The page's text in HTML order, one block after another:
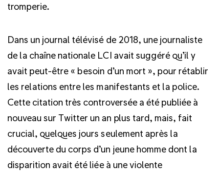
tromperie.
Dans un journal télévisé de 2018, une journaliste
de la chaîne nationale LCI avait suggéré qu’il y
avait peut-être « besoin d’un mort », pour rétablir
les relations entre les manifestants et la police.
Cette citation très controversée a été publiée à
nouveau sur Twitter un an plus tard, mais, fait
crucial, quelques jours seulement après la
découverte du corps d’un jeune homme dont la
disparition avait été liée à une violente